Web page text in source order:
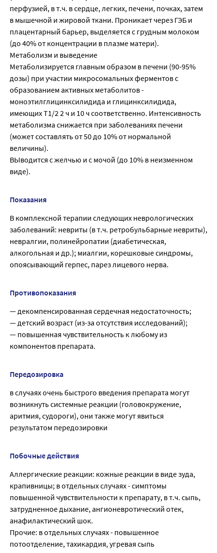
перфузией, в т.ч. в сердце, легких, печени, почках, затем
в мышечной и жировой ткани. Проникает через ГЭБ и
плацентарный барьер, выделяется с грудным молоком
(до 40% от концентрации в плазме матери).
Метаболизм и выведение
Метаболизируется главным образом в печени (90-95%
дозы) при участии микросомальных ферментов с
образованием активных метаболитов -
моноэтилглицинксилидида и глицинксилидида,
имеющих T1/2 2 ч и 10 ч соответственно. Интенсивность
метаболизма снижается при заболеваниях печени
(может составлять от 50 до 10% от нормальной
величины).
ВЫводится с желчью и с мочой (до 10% в неизменном
виде).
Показания
В комплексной терапии следующих неврологических
заболеваний: невриты (в т.ч. ретробульбарные невриты),
невралгии, полинейропатии (диабетическая,
алкогольная и др.); миалгии, корешковые синдромы,
опоясывающий герпес, парез лицевого нерва.
Противопоказания
— декомпенсированная сердечная недостаточность;
— детский возраст (из-за отсутствия исследований);
— повышенная чувствительность к любому из
компонентов препарата.
Передозировка
в случаях очень быстрого введения препарата могут
возникнуть системные реакции (головокружение,
аритмия, судороги), они также могут явиться
результатом передозировки
Побочные действия
Аллергические реакции: кожные реакции в виде зуда,
крапивницы; в отдельных случаях - симптомы
повышенной чувствительности к препарату, в т.ч. сыпь,
затрудненное дыхание, ангионевротический отек,
анафилактический шок.
Прочие: в отдельных случаях - повышенное
потоотделение, тахикардия, угревая сыпь